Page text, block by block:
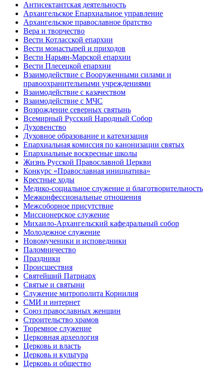
Антисектантская деятельность
Архангельское Епархиальное управление
Архангельское православное братство
Вера и творчество
Вести Котласской епархии
Вести монастырей и приходов
Вести Нарьян-Марской епархии
Вести Плесецкой епархии
Взаимодействие с Вооруженными силами и
правоохранительными учреждениями
Взаимодействие с казачеством
Взаимодействие с МЧС
Возрождение северных святынь
Всемирный Русский Народный Собор
Духовенство
Духовное образование и катехизация
Епархиальная комиссия по канонизации святых
Епархиальные воскресные школы
Жизнь Русской Православной Церкви
Конкурс «Православная инициатива»
Крестные ходы
Медико-социальное служение и благотворительность
Межконфессиональные отношения
Межсоборное присутствие
Миссионерское служение
Михаило-Архангельский кафедральный собор
Молодежное служение
Новомученики и исповедники
Паломничество
Праздники
Происшествия
Святейший Патриарх
Святые и святыни
Служение митрополита Корнилия
СМИ и интернет
Союз православных женщин
Строительство храмов
Тюремное служение
Церковная археология
Церковь и власть
Церковь и культура
Церковь и общество